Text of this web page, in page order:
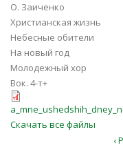
О. Заиченко
Христианская жизнь
Небесные обители
На новый год
Молодежный хор
Вок. 4-т+
Скачать все файлы
‹